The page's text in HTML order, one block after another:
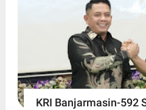
KRI Banjarmasin-592